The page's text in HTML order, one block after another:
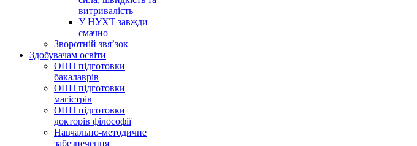
витривалість
У НУХТ завжди
смачно
Зворотній звя’зок
Здобувачам освіти
ОПП підготовки
бакалаврів
ОПП підготовки
магістрів
ОНП підготовки
докторів філософії
Навчально-методичне
забезпечення